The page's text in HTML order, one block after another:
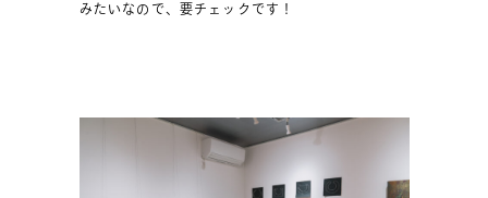
みたいなので、要チェックです！